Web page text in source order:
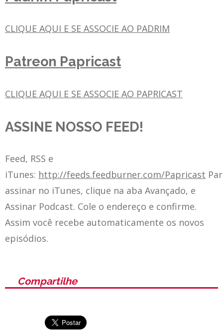
CLIQUE AQUI E SE ASSOCIE AO PADRIM
Patreon Papricast
CLIQUE AQUI E SE ASSOCIE AO PAPRICAST
ASSINE NOSSO FEED!
Feed, RSS e
iTunes: http://feeds.feedburner.com/Papricast
assinar no iTunes, clique na aba Avançado, e
Assinar Podcast. Cole o endereço e confirme.
Assim você recebe automaticamente os novos
episódios.
Compartilhe